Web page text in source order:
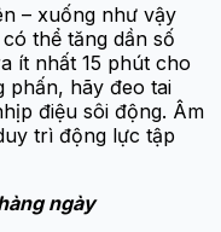
– xuống như vậy
thể tăng dần số
ít nhất 15 phút cho
phấn, hãy đeo tai
điệu sôi động. Âm
trì động lực tập
ngày